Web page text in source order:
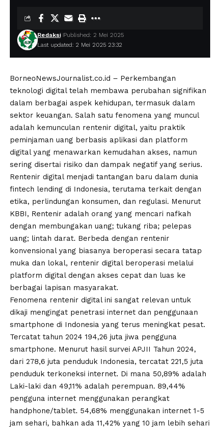
Last updated: 2 Mei 2025 23:32
Redaksi Published: 2 Mei 2025
BorneoNewsJournalist.co.id – Perkembangan
teknologi digital telah membawa perubahan signifikan
dalam berbagai aspek kehidupan, termasuk dalam
sektor keuangan. Salah satu fenomena yang muncul
adalah kemunculan rentenir digital, yaitu praktik
peminjaman uang berbasis aplikasi dan platform
digital yang menawarkan kemudahan akses, namun
sering disertai risiko dan dampak negatif yang serius.
Rentenir digital menjadi tantangan baru dalam dunia
fintech lending di Indonesia, terutama terkait dengan
etika, perlindungan konsumen, dan regulasi. Menurut
KBBI, Rentenir adalah orang yang mencari nafkah
dengan membungakan uang; tukang riba; pelepas
uang; lintah darat. Berbeda dengan rentenir
konvensional yang biasanya beroperasi secara tatap
muka dan lokal, rentenir digital beroperasi melalui
platform digital dengan akses cepat dan luas ke
berbagai lapisan masyarakat.
Fenomena rentenir digital ini sangat relevan untuk
dikaji mengingat penetrasi internet dan penggunaan
smartphone di Indonesia yang terus meningkat pesat.
Tercatat tahun 2024 194,26 juta jiwa pengguna
smartphone. Menurut hasil survei APJII Tahun 2024,
dari 278,6 juta penduduk Indonesia, tercatat 221,5 juta
penduduk terkoneksi internet. Di mana 50,89% adalah
Laki-laki dan 49,11% adalah perempuan. 89,44%
pengguna internet menggunakan perangkat
handphone/tablet. 54,68% menggunakan internet 1-5
jam sehari, bahkan ada 11,42% yang 10 jam lebih sehari